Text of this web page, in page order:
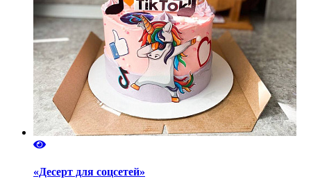
«Десерт для соцсетей»